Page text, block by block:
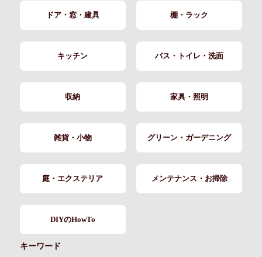
ドア・窓・建具 棚・ラック
キッチン バス・トイレ・洗面
収納 家具・照明
雑貨・小物 グリーン・ガーデニング
庭・エクステリア メンテナンス・お掃除
DIYのHowTo
キーワード